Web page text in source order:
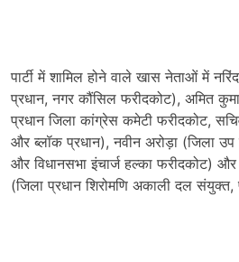
पार्टी में शामिल होने वाले खास नेताओं में
प्रधान, नगर कौंसिल फरीदकोट), अमित
प्रधान जिला कांग्रेस कमेटी फरीदकोट,
और ब्लॉक प्रधान), नवीन अरोड़ा (जिला उप
और विधानसभा इंचार्ज हल्का फरीदकोट)
(जिला प्रधान शिरोमणि अकाली दल संयुक्त,